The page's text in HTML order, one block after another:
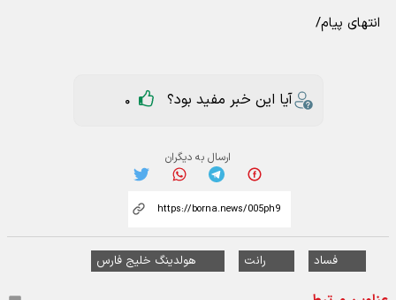
انتهای پیام/
آیا این خبر مفید بود؟ 0
ارسال به دیگران
فساد رانت هولدینگ خلیج فارس